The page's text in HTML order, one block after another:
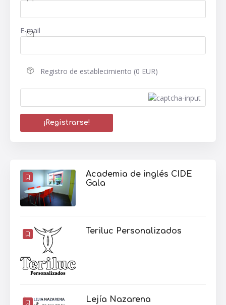
E-mail
Registro de establecimiento (0 EUR)
Academia de inglés CIDE
Gala
Teriluc Personalizados
Lejía Nazarena